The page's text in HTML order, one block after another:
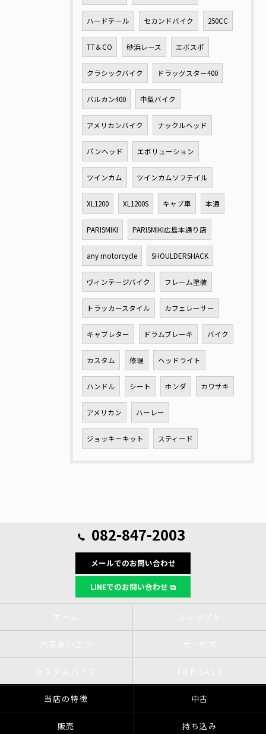
ハードテール セカンドバイク 250CC
TT＆CO 砂浜レース エボスポ
クラシックバイク ドラッグスター400
バルカン400 中型バイク
アメリカンバイク ナックルヘッド
パンヘッド エボリューション
ツインカム ツインカムソフテイル
XL1200 XL1200S キャブ車 本通
PARISMIKI PARISMIKI広島本通り店
any motorcycle SHOULDERSHACK
ヴィンテージバイク フレーム塗装
トラッカースタイル カフェレーサー
キャブレター ドラムブレーキ バイク
カスタム 修理 ヘッドライト
ハンドル シート ホンダ カワサキ
アメリカン ハーレー
ジョッキーキット スティード
082-847-2003
メールでのお問い合わせ
LINEでのお問い合わせ
当店の特徴 中古
販売 持ち込み